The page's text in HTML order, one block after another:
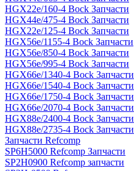
HGX22e/160-4 Bock Запчасти
HGX44e/475-4 Bock Запчасти
HGX22e/125-4 Bock Запчасти
HGX56e/1155-4 Bock Запчасти
HGX56e/850-4 Bock Запчасти
HGX56e/995-4 Bock Запчасти
HGX66e/1340-4 Bock Запчасти
HGX66e/1540-4 Bock Запчасти
HGX66e/1750-4 Bock Запчасти
HGX66e/2070-4 Bock Запчасти
HGX88e/2400-4 Bock Запчасти
HGX88e/2735-4 Bock Запчасти
Запчасти Refcomp
SP6H5000 Refcomp Запчасти
SP2H0900 Refcomp запчасти